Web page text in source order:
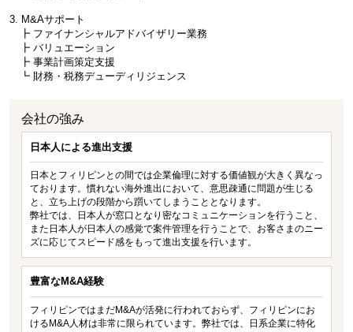
3. M&Aサポート
┣ ファイナンシャルアドバイザリー業務
┣ バリュエーション
┣ 事業計画策定支援
┗ 財務・税務デューディリジェンス
会社の強み
日本人による進出支援
日本とフィリピンとの間では企業倫理に対する価値観が大きく異なっ
ております。慣れない海外進出において、意思疎通に問題が生じる
と、立ち上げの段階から躓いてしまうこととなります。
弊社では、日本人が窓口となり密なコミュニケーションを行うこと、
また日本人が日本人の感覚で案件管理を行うことで、お客さまのニー
ズに応じてスピード感をもって進出支援を行います。
豊富なM&A経験
フィリピンではまだM&Aが活発に行われておらず、フィリピンにお
けるM&A人材は非常に限られています。弊社では、日系企業に特化